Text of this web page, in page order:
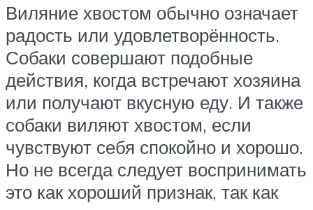
Виляние хвостом обычно означает
радость или удовлетворённость.
Собаки совершают подобные
действия, когда встречают хозяина
или получают вкусную еду. И также
собаки виляют хвостом, если
чувствуют себя спокойно и хорошо.
Но не всегда следует воспринимать
это как хороший признак, так как